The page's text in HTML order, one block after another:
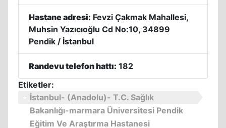
Hastane adresi: Fevzi Çakmak Mahallesi,
Muhsin Yazıcıoğlu Cd No:10, 34899
Pendik / İstanbul
Randevu telefon hattı: 182
Etiketler:
İstanbul- (Anadolu)- T.C. Sağlık
Bakanlığı-marmara Üniversitesi Pendik
Eğitim Ve Araştırma Hastanesi